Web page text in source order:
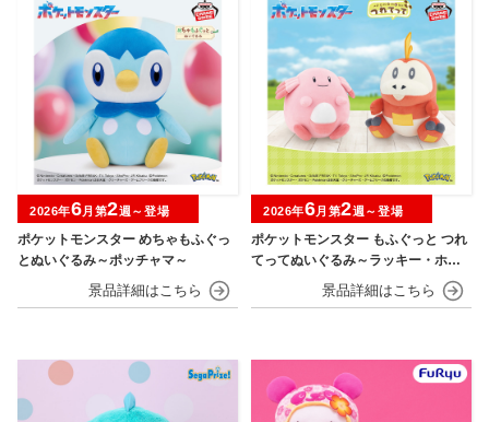
ポケットモンスター めちゃもふぐっ
とぬいぐるみ～ポッチャマ～
2026年6月第2週～登場
ポケットモンスター もふぐっと つれ
てってぬいぐるみ～ラッキー・ホゲ
2026年6月第2週～登場